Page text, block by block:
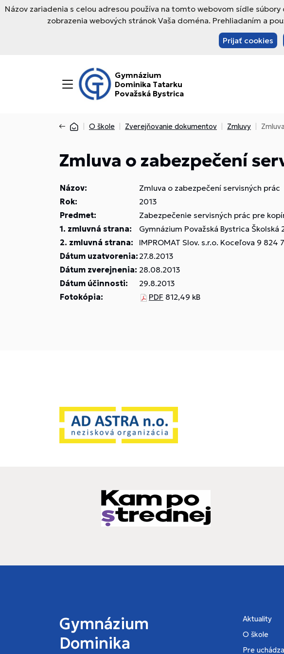
Názov zariadenia s celou adresou používa na tomto webovom sídle
zobrazenia webových stránok Vaša doména. Prehliadaním a
Prijať cookies
Gymnázium
Dominika Tatarku
Považská Bystrica
O škole Zverejňovanie dokumentov Zmluvy
Zmluva o zabezpečení
Názov:
Zmluva o zabezpečení servisných prác
Rok:
2013
Predmet:
Zabezpečenie servisných prác pre
1. zmluvná strana:
Gymnázium Považská Bystrica
2. zmluvná strana:
IMPROMAT Slov. s.r.o. Koceľova 9 824
Dátum uzatvorenia: 27.8.2013
Dátum zverejnenia: 28.08.2013
Dátum účinnosti:
29.8.2013
Fotokópia:
PDF 812,49 kB
Gymnázium
Dominika
Aktuality
O škole
Pre